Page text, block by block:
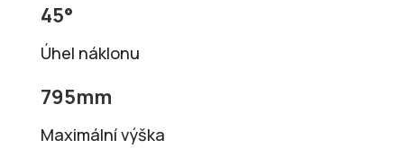
45°
Úhel náklonu
795mm
Maximální výška